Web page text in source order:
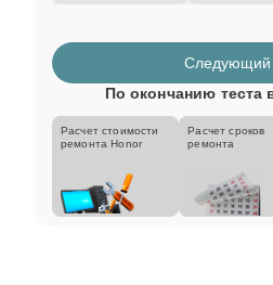
Следующий
По окончанию теста
Расчет стоимости
ремонта Honor
Расчет сроков
ремонта